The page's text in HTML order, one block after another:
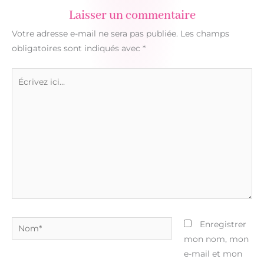
Laisser un commentaire
Votre adresse e-mail ne sera pas publiée. Les champs
obligatoires sont indiqués avec *
Nom*
Enregistrer
mon nom, mon
e-mail et mon